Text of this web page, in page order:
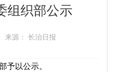
组织部公示
来源： 长治日报
予以公示。